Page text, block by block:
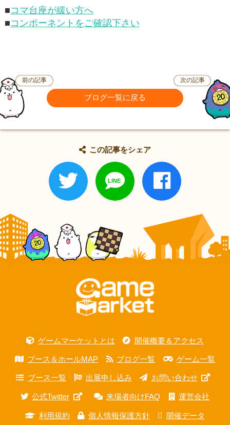
■コマ台座が緩い方へ
■コンポーネントをご確認下さい
前の記事
ブログ一覧に戻る
次の記事
この記事をシェア
ゲームマーケットとは 開催概要＆アクセス
ブース＆ホールMAP ブログ一覧 ゲーム一覧
ブース一覧 出展申し込み お問い合わせ
公式Twitter 来場者向けFAQ 運営会社
利用規約 個人情報保護方針 開催データ